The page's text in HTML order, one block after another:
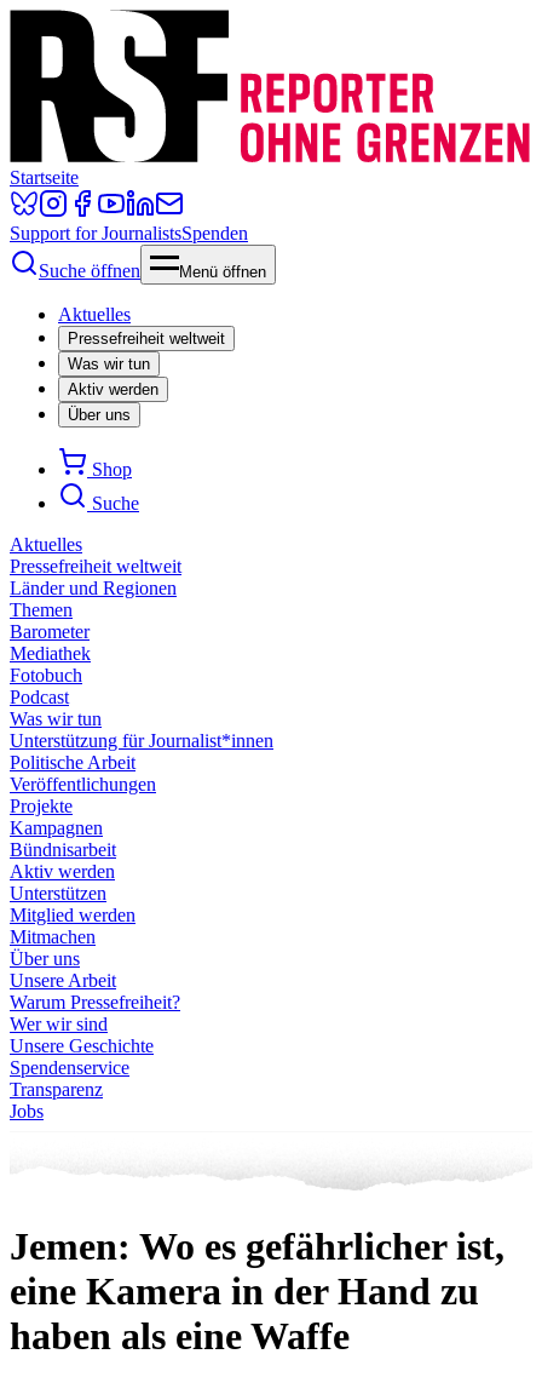
Startseite
Support for JournalistsSpenden
Suche öffnen
Menü öffnen
Aktuelles
Pressefreiheit weltweit
Was wir tun
Aktiv werden
Über uns
Shop
Suche
Aktuelles
Pressefreiheit weltweit
Länder und Regionen
Themen
Barometer
Mediathek
Fotobuch
Podcast
Was wir tun
Unterstützung für Journalist*innen
Politische Arbeit
Veröffentlichungen
Projekte
Kampagnen
Bündnisarbeit
Aktiv werden
Unterstützen
Mitglied werden
Mitmachen
Über uns
Unsere Arbeit
Warum Pressefreiheit?
Wer wir sind
Unsere Geschichte
Spendenservice
Transparenz
Jobs
Jemen: Wo es gefährlicher ist,
eine Kamera in der Hand zu
haben als eine Waffe